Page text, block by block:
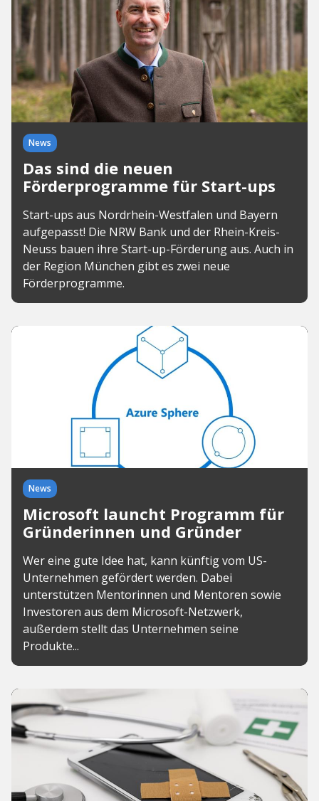
News
Das sind die neuen
Förderprogramme für Start-ups
Start-ups aus Nordrhein-Westfalen und Bayern
aufgepasst! Die NRW Bank und der Rhein-Kreis-
Neuss bauen ihre Start-up-Förderung aus. Auch in
der Region München gibt es zwei neue
Förderprogramme.
News
Microsoft launcht Programm für
Gründerinnen und Gründer
Wer eine gute Idee hat, kann künftig vom US-
Unternehmen gefördert werden. Dabei
unterstützen Mentorinnen und Mentoren sowie
Investoren aus dem Microsoft-Netzwerk,
außerdem stellt das Unternehmen seine
Produkte...